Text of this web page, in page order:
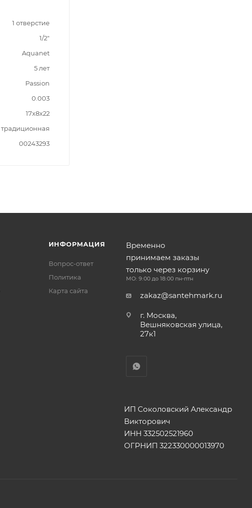
1 отверстие
1/2"
Aquanet
5 лет
Passion
0.003
17x8x22
традиционная
00243293
ИНФОРМАЦИЯ
Вопрос-ответ
Политика
Карта сайта
Временно
принимаем заказы
только через корзину
МО: 9:00 до 18:00 пн-птн
zakaz@santehmark.ru
г. Москва,
Вешняковская улица,
27к1
ИП Соколовский Александр
Викторович
ИНН 332502521960
ОГРНИП 322330000013970